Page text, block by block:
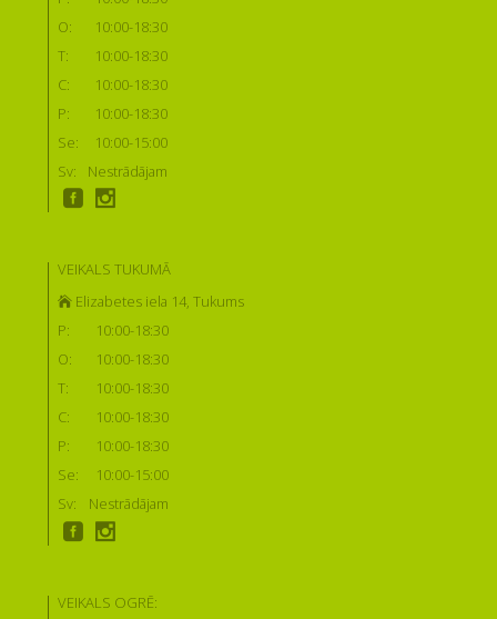
O:
10:00-18:30
T:
10:00-18:30
C:
10:00-18:30
P:
10:00-18:30
Se:
10:00-15:00
Sv:
Nestrādājam
VEIKALS TUKUMĀ
Elizabetes iela 14, Tukums
P:
10:00-18:30
O:
10:00-18:30
T:
10:00-18:30
C:
10:00-18:30
P:
10:00-18:30
Se:
10:00-15:00
Sv:
Nestrādājam
VEIKALS OGRĒ: